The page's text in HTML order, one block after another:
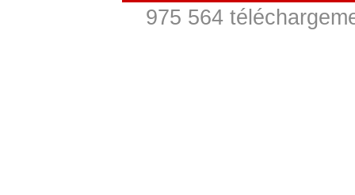
975 564